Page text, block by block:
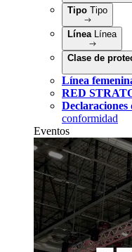
Tipo Tipo
Línea Línea
Clase de
Línea
RED
conformidad
Eventos